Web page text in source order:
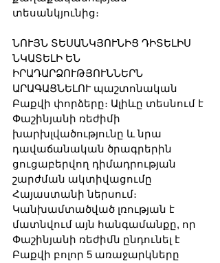
տեսանկյունից։
ՆՈՒՅՆ ՏԵՍԱՆԿՅՈՒՆԻՑ ԴԻՏԵԼԻՍ
ՆԿԱՏԵԼԻ ԵՆ
ԻՐԱԴԱՐՁՈՒԹՅՈՒՆՆԵՐՆ
ԱՐԱԳԱՑՆԵԼՈՒ պաշտոնական
Բաքվի փորձերը։ Ալիևը տեսնում է
Փաշինյանի ռեժիմի
խարխլվածությունը և նրա
դավաճանական ծրագրերին
ցուցաբերվող դիմադրության
շարժման ակտիվացումը
Հայաստանի ներսում։
Կանխամտածված լռության է
մատնվում այն հանգամանքը, որ
Փաշինյանի ռեժիմն ընդունել է
Բաքվի բոլոր 5 առաջարկները